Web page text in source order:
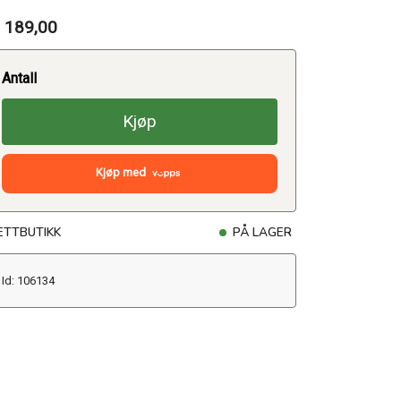
189,00
Antall
Kjøp
Kjøp med
PÅ LAGER
Id: 106134